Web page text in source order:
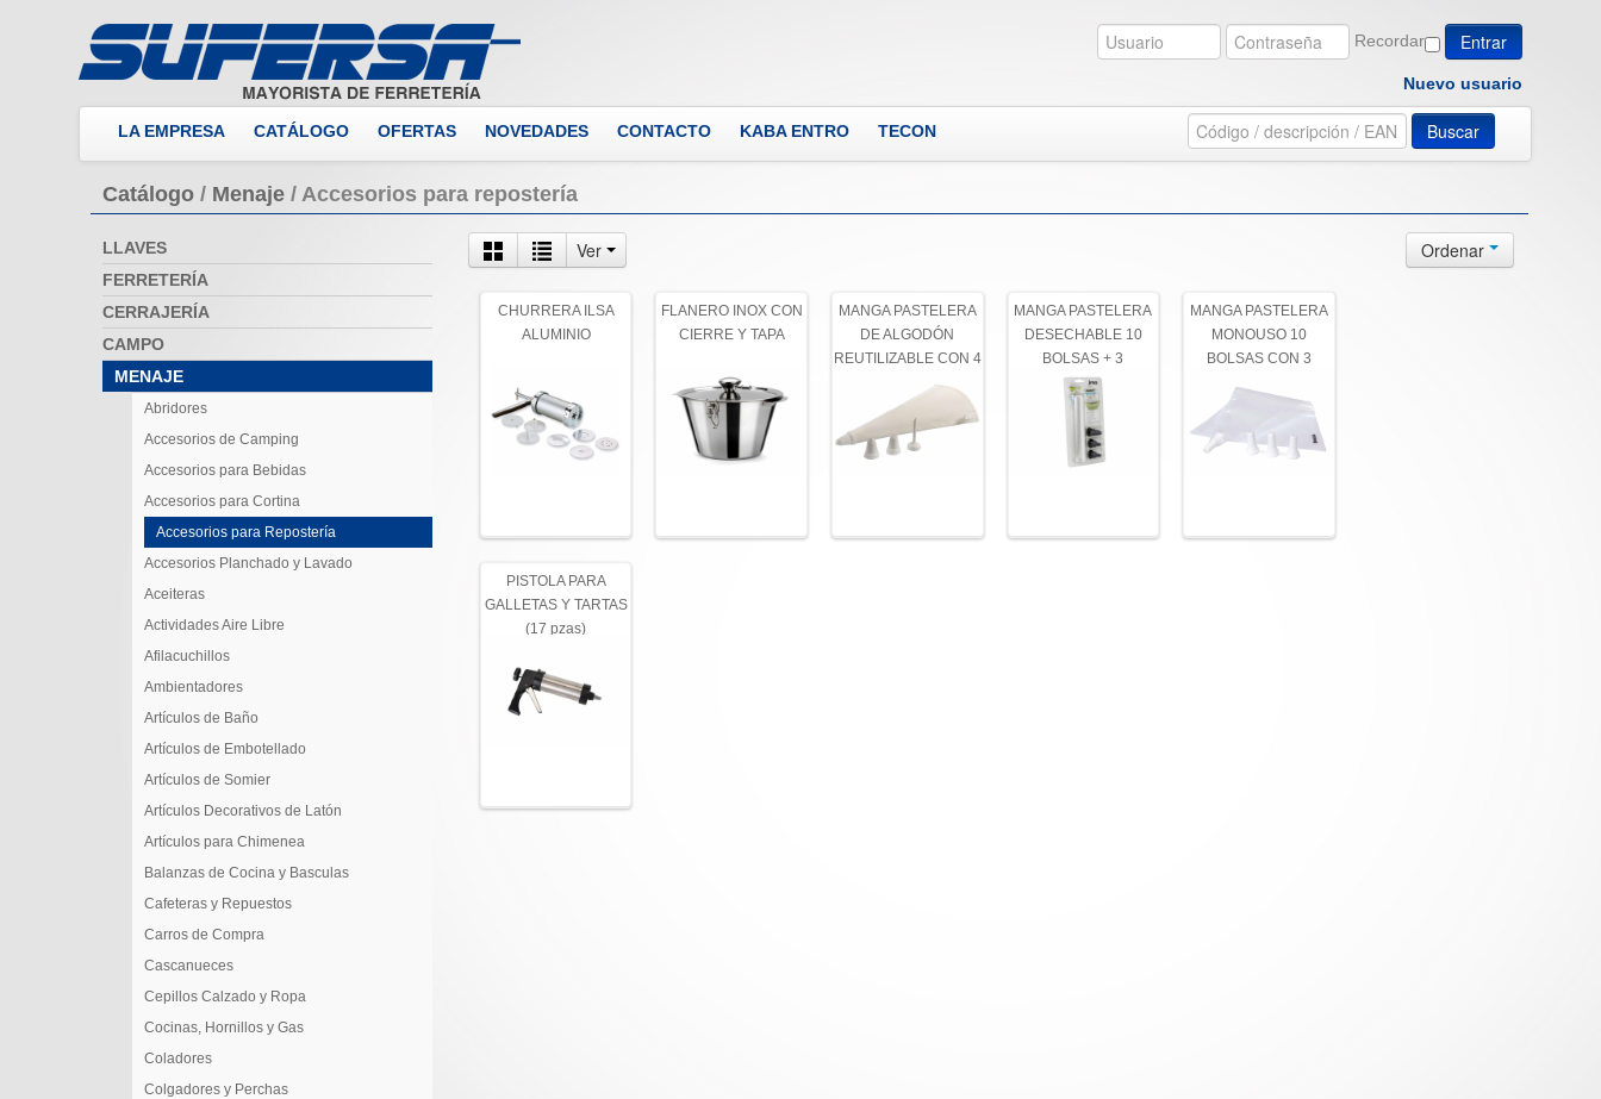
Recordar
Nuevo usuario
LA EMPRESA CATÁLOGO OFERTAS NOVEDADES CONTACTO KABA ENTRO TECON Buscar
Catálogo / Menaje / Accesorios para repostería
LLAVES
FERRETERÍA
CERRAJERÍA
CAMPO
MENAJE
Abridores
Accesorios de Camping
Accesorios para Bebidas
Accesorios para Cortina
Accesorios para Repostería
Accesorios Planchado y Lavado
Aceiteras
Actividades Aire Libre
Afilacuchillos
Ambientadores
Artículos de Baño
Artículos de Embotellado
Artículos de Somier
Artículos Decorativos de Latón
Artículos para Chimenea
Balanzas de Cocina y Basculas
Cafeteras y Repuestos
Carros de Compra
Cascanueces
Cepillos Calzado y Ropa
Cocinas, Hornillos y Gas
Coladores
Colgadores y Perchas
Ver Ordenar
CHURRERA ILSA
ALUMINIO
FLANERO INOX CON
CIERRE Y TAPA
MANGA PASTELERA
DE ALGODÓN
REUTILIZABLE CON 4
BOQUILLAS 30X17cm
MANGA PASTELERA
DESECHABLE 10
BOLSAS + 3
BOQUILLAS JONAS
MANGA PASTELERA
MONOUSO 10
BOLSAS CON 3
PISTOLA PARA
GALLETAS Y TARTAS
(17 pzas)